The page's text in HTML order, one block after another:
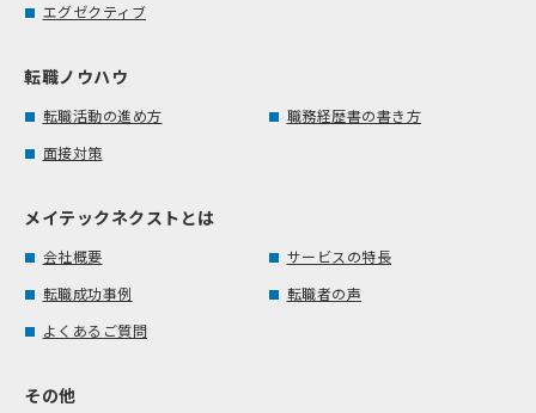
エグゼクティブ
転職ノウハウ
転職活動の進め方
職務経歴書の書き方
面接対策
メイテックネクストとは
会社概要
サービスの特長
転職成功事例
転職者の声
よくあるご質問
その他